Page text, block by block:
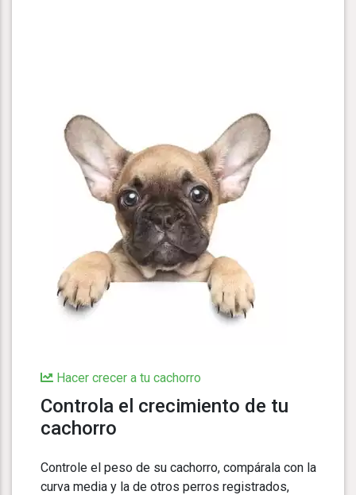
Hacer crecer a tu cachorro
Controla el crecimiento de tu
cachorro
Controle el peso de su cachorro, compárala con la
curva media y la de otros perros registrados,